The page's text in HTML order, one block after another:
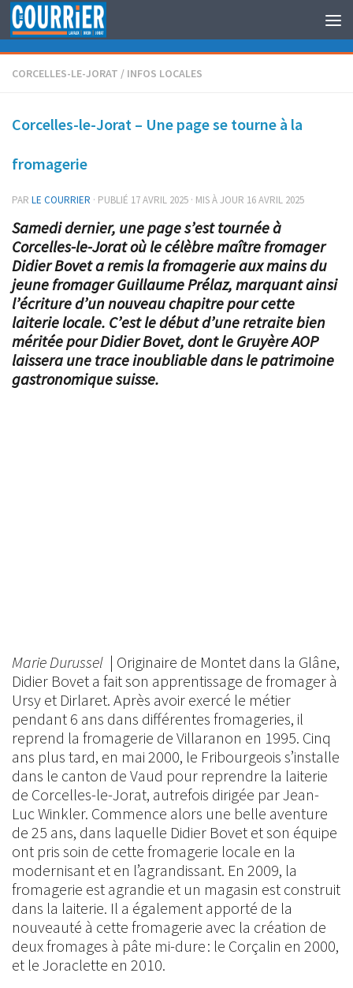
Au dessous du contenu
CORCELLES-LE-JORAT / INFOS LOCALES
Corcelles-le-Jorat – Une page se tourne à la
fromagerie
PAR LE COURRIER · PUBLIÉ 17 AVRIL 2025 · MIS À JOUR 16 AVRIL 2025
Samedi dernier, une page s’est tournée à
Corcelles-le-Jorat où le célèbre maître fromager
Didier Bovet a remis la fromagerie aux mains du
jeune fromager Guillaume Prélaz, marquant ainsi
l’écriture d’un nouveau chapitre pour cette
laiterie locale. C’est le début d’une retraite bien
méritée pour Didier Bovet, dont le Gruyère AOP
laissera une trace inoubliable dans le patrimoine
gastronomique suisse.
Marie Durussel | Originaire de Montet dans la Glâne,
Didier Bovet a fait son apprentissage de fromager à
Ursy et Dirlaret. Après avoir exercé le métier
pendant 6 ans dans différentes fromageries, il
reprend la fromagerie de Villaranon en 1995. Cinq
ans plus tard, en mai 2000, le Fribourgeois s’installe
dans le canton de Vaud pour reprendre la laiterie
de Corcelles-le-Jorat, autrefois dirigée par Jean-
Luc Winkler. Commence alors une belle aventure
de 25 ans, dans laquelle Didier Bovet et son équipe
ont pris soin de cette fromagerie locale en la
modernisant et en l’agrandissant. En 2009, la
fromagerie est agrandie et un magasin est construit
dans la laiterie. Il a également apporté de la
nouveauté à cette fromagerie avec la création de
deux fromages à pâte mi-dure : le Corçalin en 2000,
et le Joraclette en 2010.